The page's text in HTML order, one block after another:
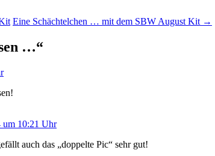
Eine Schächtelchen … mit dem SBW August Kit →
…“
um 10:21 Uhr
auch das „doppelte Pic“ sehr gut!